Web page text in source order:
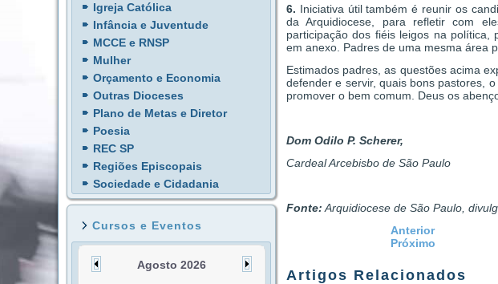
Igreja Católica
Infância e Juventude
MCCE e RNSP
Mulher
Orçamento e Economia
Outras Dioceses
Plano de Metas e Diretor
Poesia
REC SP
Regiões Episcopais
Sociedade e Cidadania
Cursos e Eventos
Agosto 2026
6. Iniciativa útil também é reunir os
da Arquidiocese, para refletir com
participação dos fiéis leigos na política,
em anexo. Padres de uma mesma área
Estimados padres, as questões acima
defender e servir, quais bons pastores,
promover o bem comum. Deus os
Dom Odilo P. Scherer,
Cardeal Arcebisbo de São Paulo
Fonte: Arquidiocese de São Paulo,
Anterior
Próximo
Artigos Relacionados